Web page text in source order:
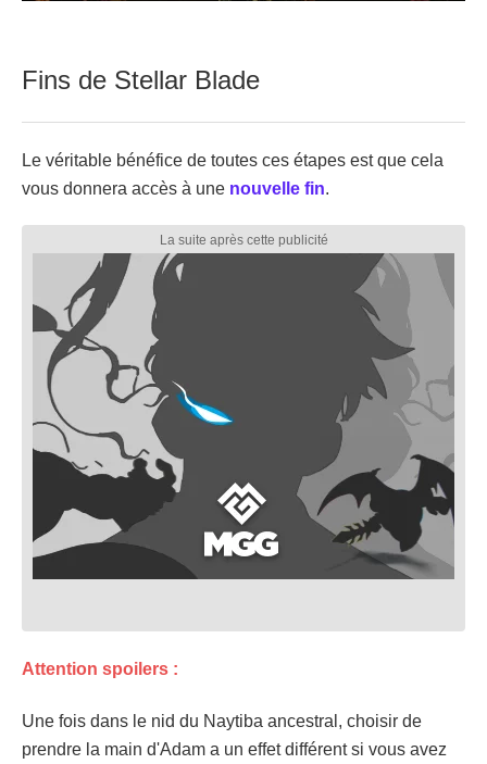
Fins de Stellar Blade
Le véritable bénéfice de toutes ces étapes est que cela
vous donnera accès à une nouvelle fin.
Attention spoilers :
Une fois dans le nid du Naytiba ancestral, choisir de
prendre la main d'Adam a un effet différent si vous avez